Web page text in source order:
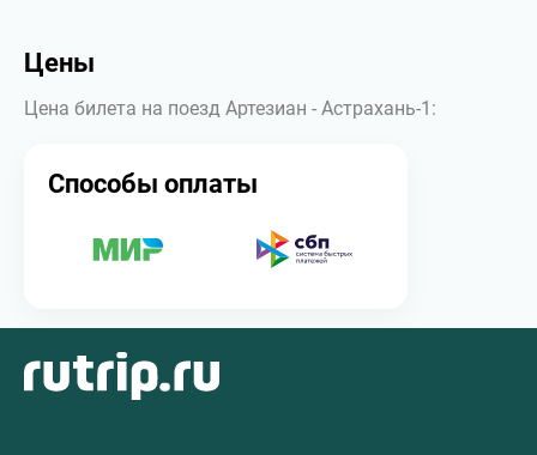
Цены
Цена билета на поезд Артезиан - Астрахань-1:
Способы оплаты